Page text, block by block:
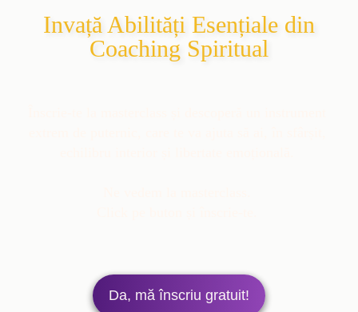
Invață Abilități Esențiale din
Coaching Spiritual​
Da, mă înscriu gratuit!